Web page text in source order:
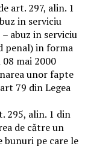
art. 297, alin. 1
in serviciu
abuz in serviciu
penal) in forma
mai 2000
unor fapte
79 din Legea
295, alin. 1 din
de către un
pe care le